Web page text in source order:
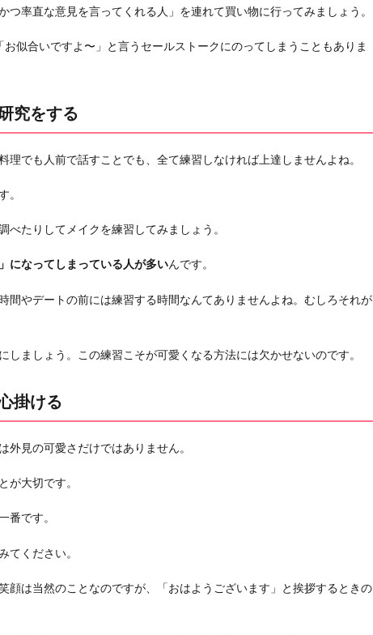
つ率直な意見を言ってくれる人」を連れて買い物に行ってみましょう。
似合いですよ〜」と言うセールストークにのってしまうこともありま
究をする
理でも人前で話すことでも、全て練習しなければ上達しませんよね。
。
べたりしてメイクを練習してみましょう。
になってしまっている人が多いんです。
間やデートの前には練習する時間なんてありませんよね。むしろそれが
しましょう。この練習こそが可愛くなる方法には欠かせないのです。
掛ける
外見の可愛さだけではありません。
が大切です。
番です。
てください。
顔は当然のことなのですが、「おはようございます」と挨拶するときの